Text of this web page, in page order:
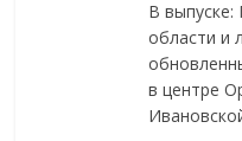
В выпуске:
области и
в центре